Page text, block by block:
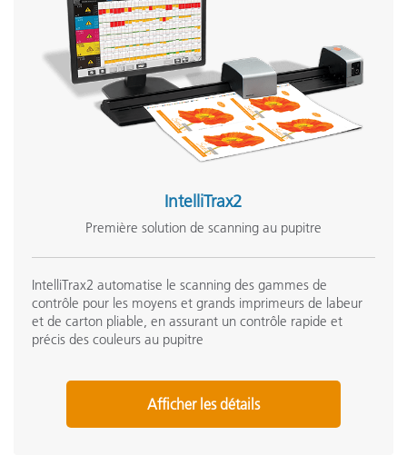
IntelliTrax2
Première solution de scanning au pupitre
IntelliTrax2 automatise le scanning des gammes de
contrôle pour les moyens et grands imprimeurs de labeur
et de carton pliable, en assurant un contrôle rapide et
précis des couleurs au pupitre
Afficher les détails